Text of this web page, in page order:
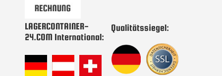
LAGERCONTAINER-
24.COM International:
Qualitätssiegel: